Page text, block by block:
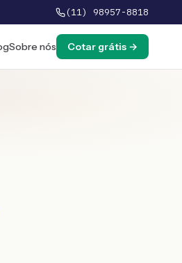
(11) 98957-8818
Sobre nós Cotar grátis →